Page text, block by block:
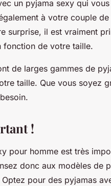
un pyjama sexy qui
à votre couple
surprise, il est vraiment
fonction de votre taille.
de larges gammes de
taille. Que vous soyez
!
pour homme est très
donc aux modèles de
pour des pyjamas